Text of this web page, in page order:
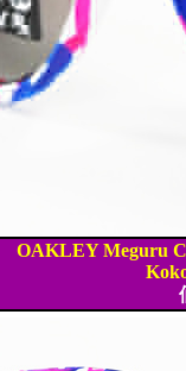
OAKLEY Meguru